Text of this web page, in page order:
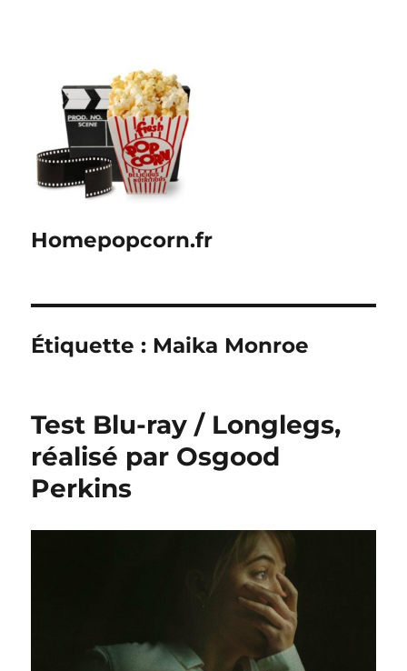
Homepopcorn.fr
Étiquette : Maika Monroe
Test Blu-ray / Longlegs,
réalisé par Osgood
Perkins